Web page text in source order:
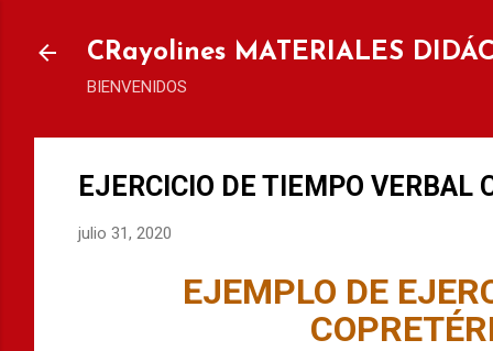
CRayolines MATERIALES
BIENVENIDOS
EJERCICIO DE TIEMPO VERBAL
julio 31, 2020
EJEMPLO DE